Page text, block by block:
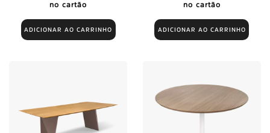
ADICIONAR AO CARRINHO
no cartão
ADICIONAR AO CARRINHO
no cartão